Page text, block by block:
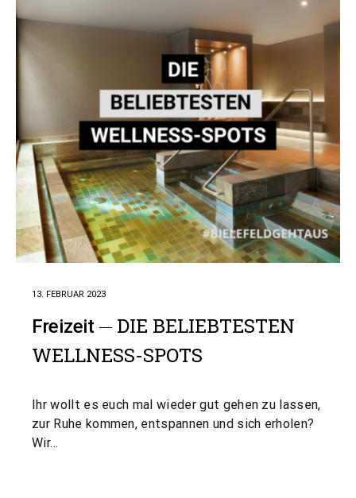
13. FEBRUAR 2023
Freizeit
DIE BELIEBTESTEN
WELLNESS-SPOTS
Ihr wollt es euch mal wieder gut gehen zu lassen,
zur Ruhe kommen, entspannen und sich erholen?
Wir…